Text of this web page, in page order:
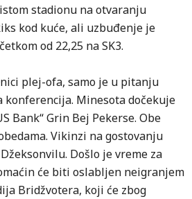
stadionu na otvaranju
kod kuće, ali uzbuđenje je
od 22,25 na SK3.
plej-ofa, samo je u pitanju
konferencija. Minesota dočekuje
Bank“ Grin Bej Pekerse. Obe
Vikinzi na gostovanju
Došlo je vreme za
će biti oslabljen neigranjem
Bridžvotera, koji će zbog